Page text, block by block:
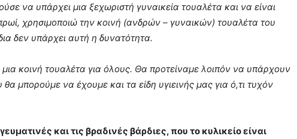
να υπάρχει μια ξεχωριστή γυναικεία τουαλέτα και να είναι
χρησιμοποιώ την κοινή (ανδρών – γυναικών) τουαλέτα του
δεν υπάρχει αυτή η δυνατότητα.
κοινή τουαλέτα για όλους. Θα προτείναμε λοιπόν να υπάρχουν
μπορούμε να έχουμε και τα είδη υγιεινής μας για ό,τι τυχόν
και τις βραδινές βάρδιες, που το κυλικείο είναι